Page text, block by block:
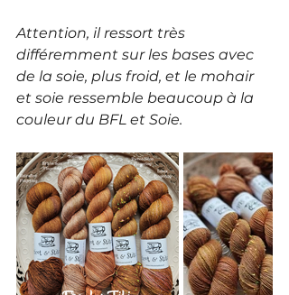
Attention, il ressort très
différemment sur les bases avec
de la soie, plus froid, et le mohair
et soie ressemble beaucoup à la
couleur du BFL et Soie.